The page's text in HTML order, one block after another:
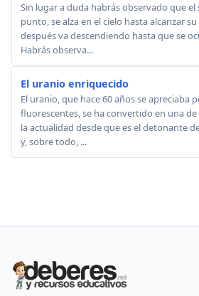
Sin lugar a duda habrás observado que
punto, se alza en el cielo hasta alcanzar
después va descendiendo hasta que se
Habrás observa...
El uranio enriquecido
El uranio, que hace 60 años se apreciaba
fluorescentes, se ha convertido en una
la actualidad desde que es el detonante
y, sobre todo, ...